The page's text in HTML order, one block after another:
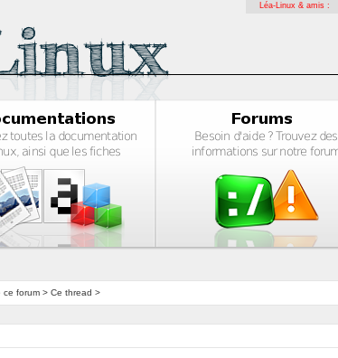
Léa-Linux & amis :
ce forum> Ce thread >